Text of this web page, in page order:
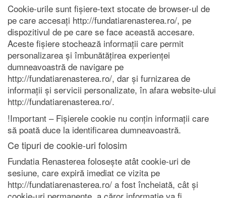
Cookie-urile sunt fișiere-text stocate de browser-ul de
pe care accesați http://fundatiarenasterea.ro/, pe
dispozitivul de pe care se face această accesare.
Aceste fișiere stochează informații care permit
personalizarea și îmbunătățirea experienței
dumneavoastră de navigare pe
http://fundatiarenasterea.ro/, dar și furnizarea de
informații și servicii personalizate, în afara website-ului
http://fundatiarenasterea.ro/.
!Important – Fișierele cookie nu conțin informații care
să poată duce la identificarea dumneavoastră.
Ce tipuri de cookie-uri folosim
Fundatia Renasterea folosește atât cookie-uri de
sesiune, care expiră imediat ce vizita pe
http://fundatiarenasterea.ro/ a fost încheiată, cât și